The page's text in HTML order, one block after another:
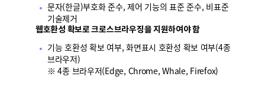
문자(한글)부호화 준수, 제어 기능의 표준 준수, 비표준
기술제거
웹호환성 확보로 크로스브라우징을 지원하여야 함
기능 호환성 확보 여부, 화면표시 호환성 확보 여부(4종
브라우저)
※ 4종 브라우저(Edge, Chrome, Whale, Firefox)